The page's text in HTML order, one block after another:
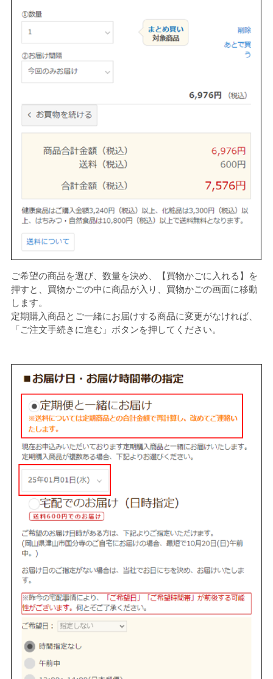
ご希望の商品を選び、数量を決め、【買物かごに入れる】を
押すと、買物かごの中に商品が入り、買物かごの画面に移動
します。
定期購入商品とご一緒にお届けする商品に変更がなければ、
「ご注文手続きに進む」ボタンを押してください。